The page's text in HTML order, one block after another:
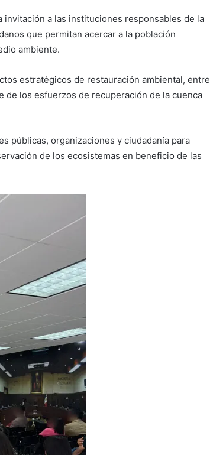
a las instituciones responsables de la
que permitan acercar a la población
ambiente.
estratégicos de restauración ambiental, entre
de los esfuerzos de recuperación de la cuenca
públicas, organizaciones y ciudadanía para
de los ecosistemas en beneficio de las